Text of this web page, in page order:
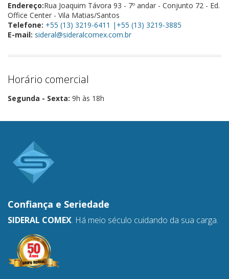
Endereço:Rua Joaquim Távora 93 - 7º andar - Conjunto 72 - Ed.
Office Center - Vila Matias/Santos
Telefone: +55 (13) 3219-6411 |+55 (13) 3219-3885
E-mail: sideral@sideralcomex.com.br
Horário comercial
Segunda - Sexta: 9h às 18h
Confiança e Seriedade
SIDERAL COMEX. Há meio século cuidando da sua carga.